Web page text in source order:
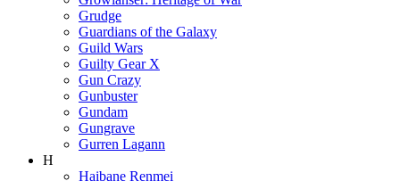
Grudge
Guardians of the Galaxy
Guild Wars
Guilty Gear X
Gun Crazy
Gunbuster
Gundam
Gungrave
Gurren Lagann
H
Haibane Renmei